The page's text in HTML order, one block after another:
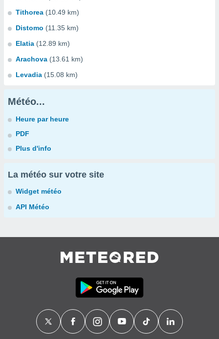
Tithorea (10.49 km)
Distomo (11.35 km)
Elatia (12.89 km)
Arachova (13.61 km)
Levadia (15.08 km)
Météo...
Heure par heure
PDF
Plus d'info
La météo sur votre site
Widget météo
API Météo